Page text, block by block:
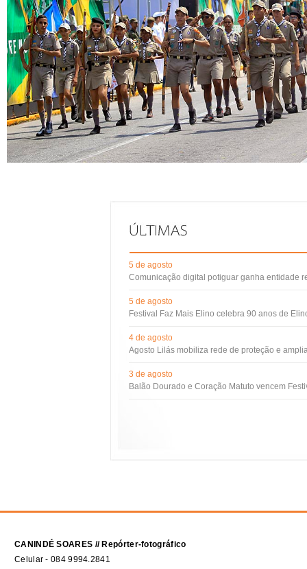
5 de agosto
Comunicação digital potiguar ganha entidade
5 de agosto
Festival Faz Mais Elino celebra 90 anos de
4 de agosto
Agosto Lilás mobiliza rede de proteção e
3 de agosto
Balão Dourado e Coração Matuto vencem
CANINDÉ SOARES // Repórter-fotográfico
Celular - 084 9994.2841